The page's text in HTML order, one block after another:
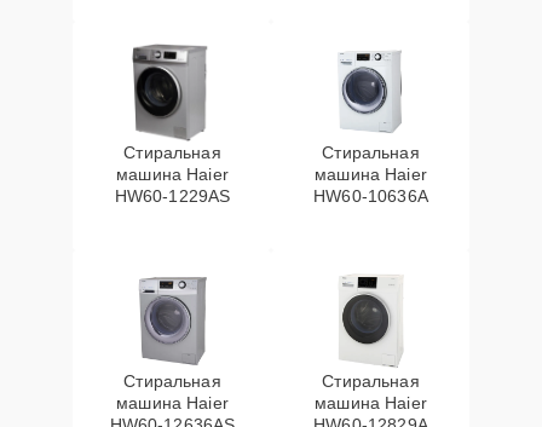
Стиральная
машина Haier
HW60-1229AS
Стиральная
машина Haier
HW60-10636A
Стиральная
машина Haier
Стиральная
машина Haier